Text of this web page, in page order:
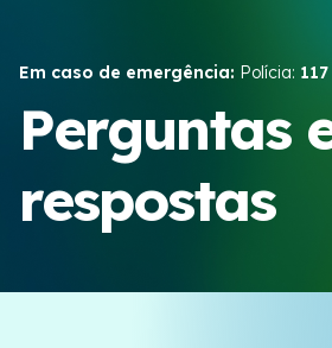
Violência no casal
Recursos e campanhas
Em caso de emergência: Polícia: 117
Perguntas e
respostas